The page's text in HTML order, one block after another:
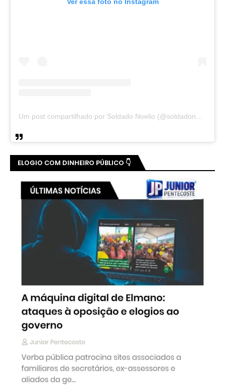
Um post compartilhado por Soldado Noelio (@soldadonoelio)
ELOGIO COM DINHEIRO PÚBLICO 👇